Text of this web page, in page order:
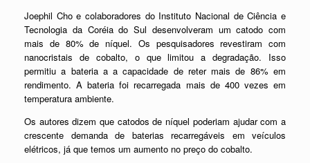
Joephil Cho e colaboradores do Instituto Nacional de Ciência e
Tecnologia da Coréia do Sul desenvolveram um catodo com
mais de 80% de níquel. Os pesquisadores revestiram com
nanocristais de cobalto, o que limitou a degradação. Isso
permitiu a bateria a a capacidade de reter mais de 86% em
rendimento. A bateria foi recarregada mais de 400 vezes em
temperatura ambiente.
Os autores dizem que catodos de níquel poderiam ajudar com a
crescente demanda de baterias recarregáveis em veículos
elétricos, já que temos um aumento no preço do cobalto.